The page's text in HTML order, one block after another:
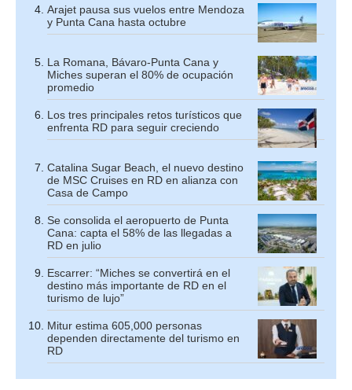
Arajet pausa sus vuelos entre Mendoza
y Punta Cana hasta octubre
La Romana, Bávaro-Punta Cana y
Miches superan el 80% de ocupación
promedio
Los tres principales retos turísticos que
enfrenta RD para seguir creciendo
Catalina Sugar Beach, el nuevo destino
de MSC Cruises en RD en alianza con
Casa de Campo
Se consolida el aeropuerto de Punta
Cana: capta el 58% de las llegadas a
RD en julio
Escarrer: “Miches se convertirá en el
destino más importante de RD en el
turismo de lujo”
Mitur estima 605,000 personas
dependen directamente del turismo en
RD